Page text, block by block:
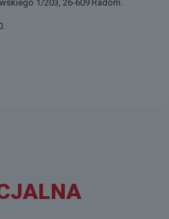
1/203, 26-609 Radom.